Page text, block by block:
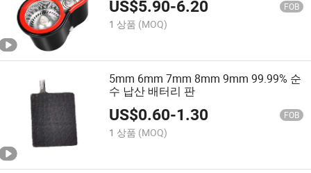
US$5.90-6.20 FOB
1 상품 (MOQ)
5mm 6mm 7mm 8mm 9mm 99.99% 순
수 납산 배터리 판
US$0.60-1.30 FOB
1 상품 (MOQ)